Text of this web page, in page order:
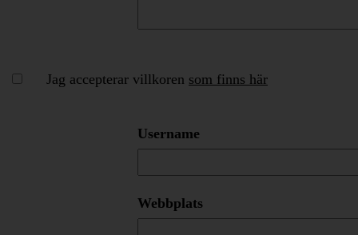
Jag accepterar villkoren som finns här
Username
Webbplats